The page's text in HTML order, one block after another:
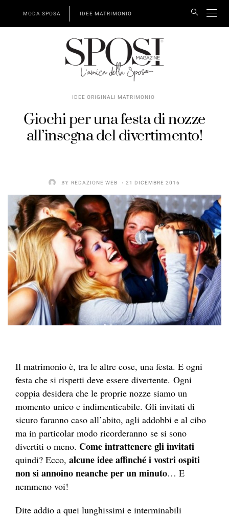
MODA SPOSA IDEE MATRIMONIO
IDEE ORIGINALI MATRIMONIO
Giochi per una festa di nozze
all’insegna del divertimento!
BY REDAZIONE WEB 21 DICEMBRE 2016
Il matrimonio è, tra le altre cose, una festa. E ogni
festa che si rispetti deve essere divertente. Ogni
coppia desidera che le proprie nozze siamo un
momento unico e indimenticabile. Gli invitati di
sicuro faranno caso all’abito, agli addobbi e al cibo
ma in particolar modo ricorderanno se si sono
divertiti o meno. Come intrattenere gli invitati
quindi? Ecco, alcune idee affinché i vostri ospiti
non si annoino neanche per un minuto… E
nemmeno voi!
Dite addio a quei lunghissimi e interminabili